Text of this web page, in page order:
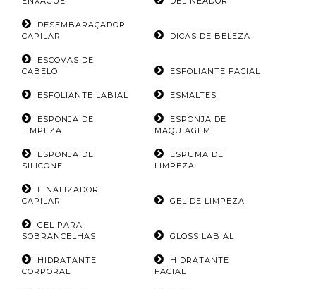
DESEMBARAÇADOR
CAPILAR
DICAS DE BELEZA
ESCOVAS DE
CABELO
ESFOLIANTE FACIAL
ESFOLIANTE LABIAL ESMALTES
ESPONJA DE
LIMPEZA
ESPONJA DE
MAQUIAGEM
ESPONJA DE
SILICONE
ESPUMA DE
LIMPEZA
FINALIZADOR
CAPILAR
GEL DE LIMPEZA
GEL PARA
SOBRANCELHAS
GLOSS LABIAL
HIDRATANTE
CORPORAL
HIDRATANTE
FACIAL